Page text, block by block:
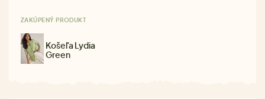
ZAKÚPENÝ PRODUKT
Košeľa Lydia
Green